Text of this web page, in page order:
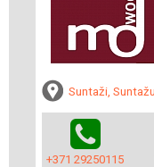
Suntaži,
+371 29250115